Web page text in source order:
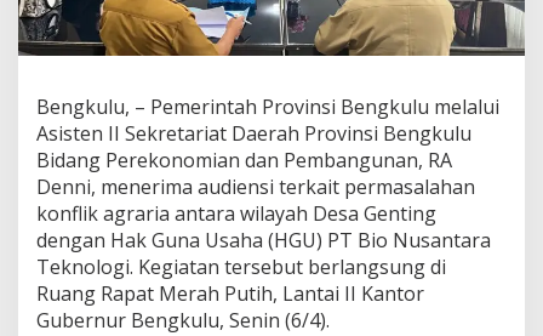
Bengkulu, – Pemerintah Provinsi Bengkulu melalui
Asisten II Sekretariat Daerah Provinsi Bengkulu
Bidang Perekonomian dan Pembangunan, RA
Denni, menerima audiensi terkait permasalahan
konflik agraria antara wilayah Desa Genting
dengan Hak Guna Usaha (HGU) PT Bio Nusantara
Teknologi. Kegiatan tersebut berlangsung di
Ruang Rapat Merah Putih, Lantai II Kantor
Gubernur Bengkulu, Senin (6/4).